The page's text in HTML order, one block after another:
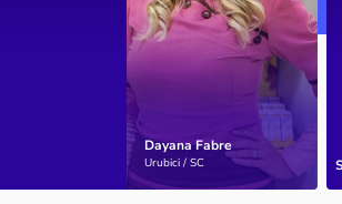
Dayana Fabre
Urubici / SC